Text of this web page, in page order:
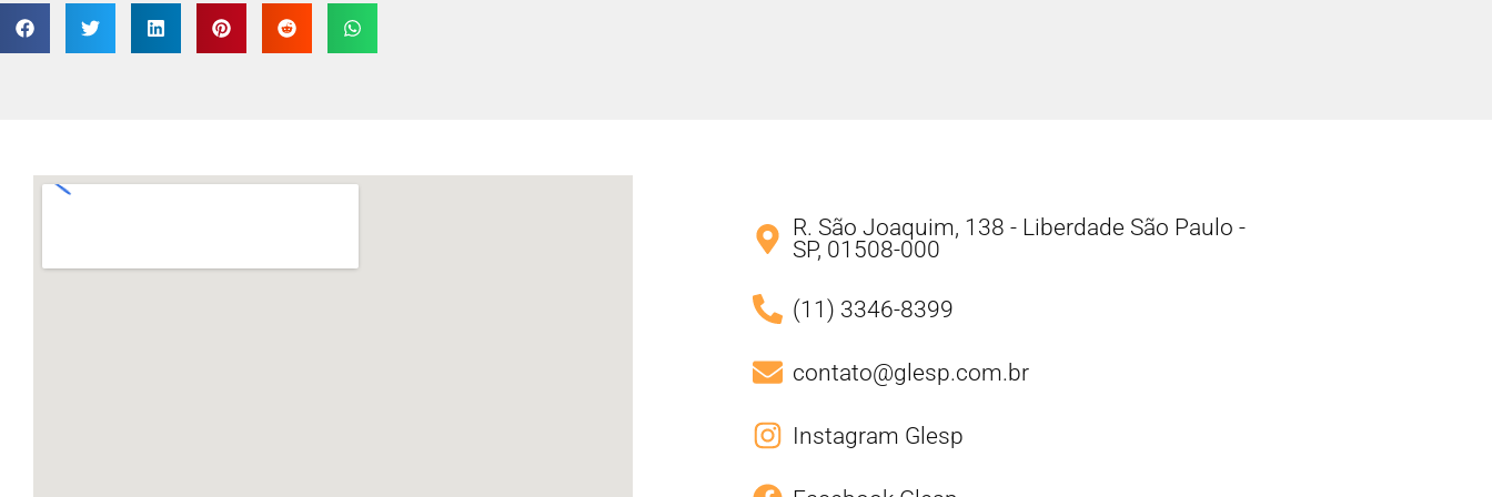
R. São Joaquim, 138 - Liberdade São Paulo -
SP, 01508-000
(11) 3346-8399
contato@glesp.com.br
Instagram Glesp